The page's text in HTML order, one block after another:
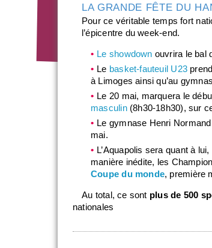
LA GRANDE FÊTE DU
Pour ce véritable temps fort
l’épicentre du week-end.
Le showdown ouvrira le bal
Le basket-fauteuil U23
à Limoges ainsi qu’au
Le 20 mai, marquera le
masculin(8h30-18h30), sur
Le gymnase Henri
mai.
L’Aquapolis sera quant à
manière inédite, les
Coupe du monde, première
Au total, ce sont plus de 500
nationales